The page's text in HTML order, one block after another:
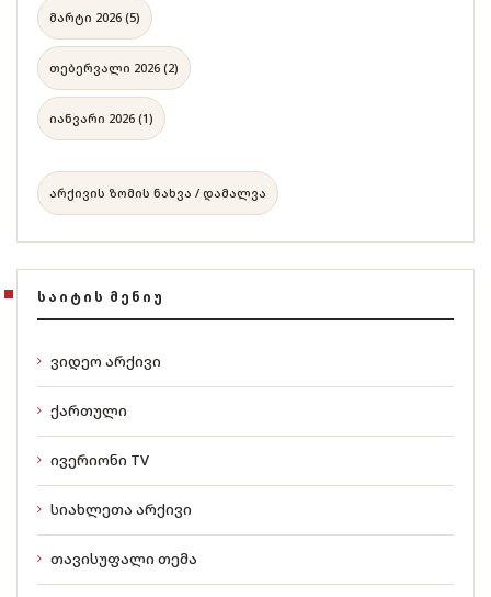
მარტი 2026 (5)
თებერვალი 2026 (2)
იანვარი 2026 (1)
არქივის ზომის ნახვა / დამალვა
ᲡᲐᲘᲢᲘᲡ ᲛᲔᲜᲘᲣ
ვიდეო არქივი
ქართული
ივერიონი TV
სიახლეთა არქივი
თავისუფალი თემა